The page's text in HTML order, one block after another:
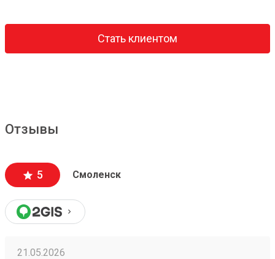
Стать клиентом
Отзывы
5 Смоленск
21.05.2026